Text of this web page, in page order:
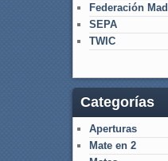
Federación
SEPA
TWIC
Categorías
Aperturas
Mate en 2